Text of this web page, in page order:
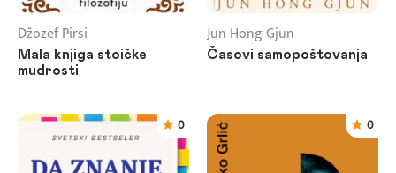
Džozef Pirsi
Mala knjiga stoičke
mudrosti
Jun Hong Gjun
Časovi samopoštovanja
0 0